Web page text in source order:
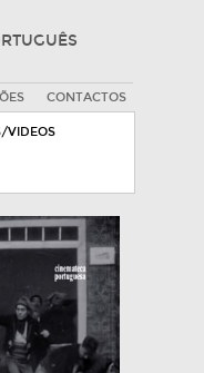
CONTACTOS
VIDEOS